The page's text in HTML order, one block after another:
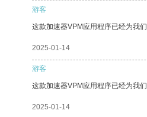
游客
这款加速器VPM应用程序已经为我
2025-01-14
游客
这款加速器VPM应用程序已经为我
2025-01-14